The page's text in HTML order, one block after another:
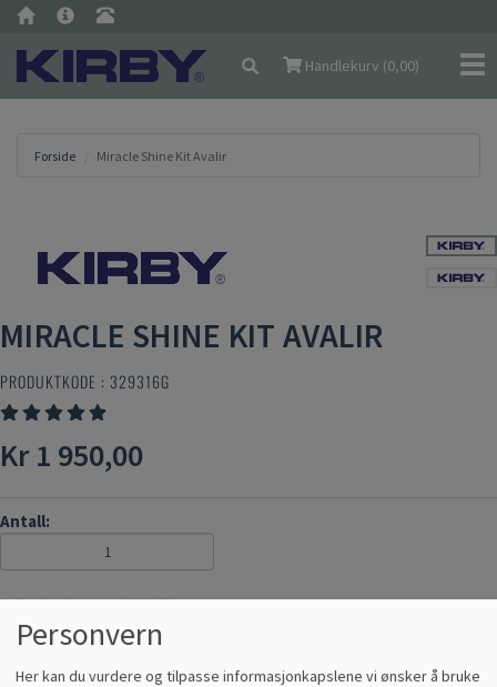
Handlekurv (0,00)
Forside Miracle Shine Kit Avalir
MIRACLE SHINE KIT AVALIR
PRODUKTKODE : 329316G
Kr 1 950,00
Antall:
Veiledende pris : 1 390,00
KJØP
Personvern
Her kan du vurdere og tilpasse informasjonkapslene vi ønsker å bruke